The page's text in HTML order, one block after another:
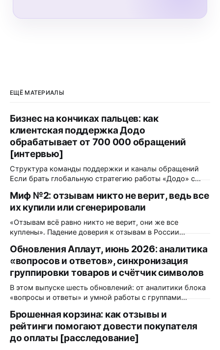
ЕЩЁ МАТЕРИАЛЫ
Бизнес на кончиках пальцев: как
клиентская поддержка Додо
обрабатывает от 700 000 обращений
[интервью]
Структура команды поддержки и каналы обращений
Если брать глобальную стратегию работы «Додо» с
Как это происходит? Функционально — это единая
централизованная команда поддержки, состоящая из
почти 500 человек. Она полностью удалённая, ее
саппорты находятся даже в разных странах. Каждый
месяц мы принимаем около 700
Миф №2: отзывам никто не верит, ведь все
их купили или сгенерировали
«Отзывам всё равно никто не верит, они же все
куплены». Падение доверия к отзывам в России
и с тех пор сопоставимого замера никто не повторял. А
всё, что выходило позже, меряло уже другое и
продолжения падения не показало. Но даже если
Обновления Аплаут, июнь 2026: аналитика
«вопросов и ответов», синхронизация
группировки товаров и счётчик символов
В этом выпуске шесть обновлений: от аналитики блока
«вопросы и ответы» и умной работы с группами
модератора каждый день. Разбираем, что изменилось и
кому это пригодится. Аналитика блока «вопросы и
ответы» в Яндекс.Метрике Что изменилось: блок
Брошенная корзина: как отзывы и
рейтинги помогают довести покупателя
до оплаты [расследование]